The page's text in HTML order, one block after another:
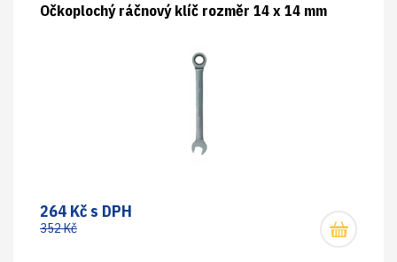
Očkoplochý ráčnový klíč rozměr 14 x 14 mm
264 Kč s DPH
352 Kč